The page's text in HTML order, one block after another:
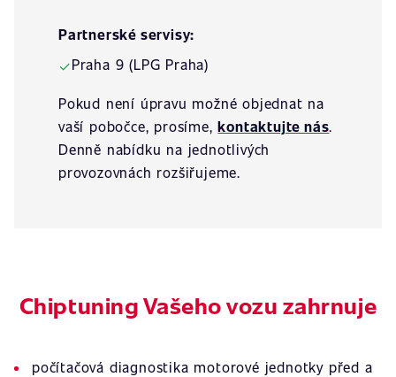
Partnerské servisy:
✓Praha 9 (LPG Praha)
Pokud není úpravu možné objednat na
vaší pobočce, prosíme,kontaktujte nás.
Denně nabídku na jednotlivých
provozovnách rozšiřujeme.
Chiptuning Vašeho vozu zahrnuje
počítačová diagnostika motorové jednotky před a